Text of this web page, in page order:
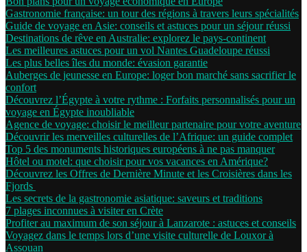
Gastronomie française: un tour des régions à travers leurs spécialités
Guide de voyage en Asie: conseils et astuces pour un séjour réussi
Destinations de rêve en Australie: explorez le pays-continent
Les meilleures astuces pour un vol Nantes Guadeloupe réussi
Les plus belles îles du monde: évasion garantie
Auberges de jeunesse en Europe: loger bon marché sans sacrifier le
confort
Découvrez l’Égypte à votre rythme : Forfaits personnalisés pour un
voyage en Égypte inoubliable
Agence de voyage: choisir le meilleur partenaire pour votre aventure
Découvrir les merveilles culturelles de l’Afrique: un guide complet
Top 5 des monuments historiques européens à ne pas manquer
Hôtel ou motel: que choisir pour vos vacances en Amérique?
Découvrez les Offres de Dernière Minute et les Croisières dans les
Fjords
Les secrets de la gastronomie asiatique: saveurs et traditions
7 plages inconnues à visiter en Crète
Profiter au maximum de son séjour à Lanzarote : astuces et conseils
Voyagez dans le temps lors d’une visite culturelle de Louxor à
Assouan